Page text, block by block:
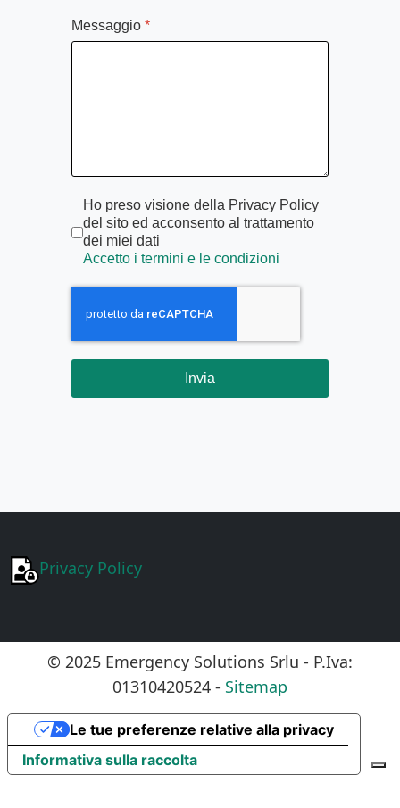
Messaggio *
Termini di servizio*
Ho preso visione della Privacy Policy
del sito ed acconsento al trattamento
dei miei dati
Accetto i termini e le condizioni
Invia
Privacy Policy
© 2025 Emergency Solutions Srlu - P.Iva:
01310420524 - Sitemap
Informativa sulla raccolta
Le tue preferenze relative alla privacy